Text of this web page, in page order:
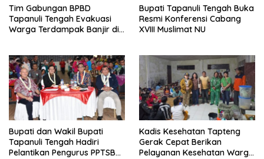
Tim Gabungan BPBD
Tapanuli Tengah Evakuasi
Warga Terdampak Banjir di
Bupati Tapanuli Tengah Buka
Resmi Konferensi Cabang
XVIII Muslimat NU
Bupati dan Wakil Bupati
Tapanuli Tengah Hadiri
Pelantikan Pengurus PPTSB
Kadis Kesehatan Tapteng
Gerak Cepat Berikan
Pelayanan Kesehatan Warga